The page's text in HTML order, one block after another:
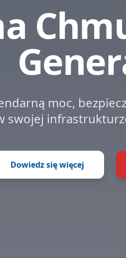
moc,
swojej
Dowiedz się więcej